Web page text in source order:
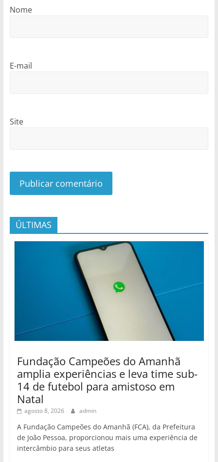
Nome
E-mail
Site
ÚLTIMAS
Fundação Campeões do Amanhã
amplia experiências e leva time sub-
14 de futebol para amistoso em
Natal
agosto 8, 2026 admin
A Fundação Campeões do Amanhã (FCA), da Prefeitura
de João Pessoa, proporcionou mais uma experiência de
intercâmbio para seus atletas